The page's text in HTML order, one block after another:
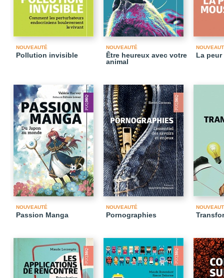
NOUVEAUTÉ
Pollution invisible
NOUVEAUTÉ
Être heureux avec votre
animal
La
NOUVEAUTÉ
Passion Manga
NOUVEAUTÉ
Pornographies